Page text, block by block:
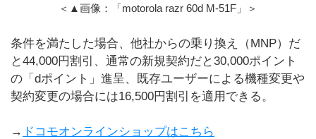
＜▲画像：「motorola razr 60d M-51F」＞
条件を満たした場合、他社からの乗り換え（MNP）だ
と44,000円割引、通常の新規契約だと30,000ポイント
の「dポイント」進呈、既存ユーザーによる機種変更や
契約変更の場合には16,500円割引を適用できる。
→ ドコモオンラインショップはこちら